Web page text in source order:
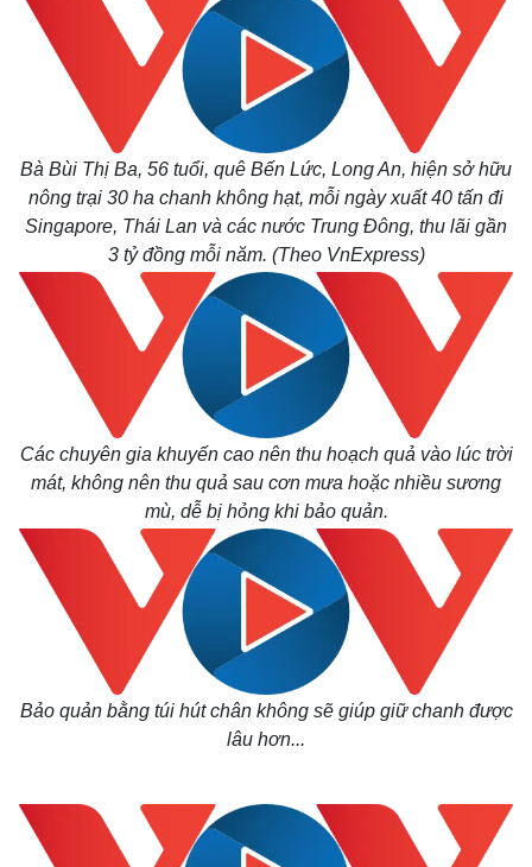
Cuộc sống đó đây
Hồ sơ
Multimedia
Video
Ảnh
E-Magazine
Infographic
Bà Bùi Thị Ba, 56 tuổi, quê Bến Lức, Long An, hiện sở hữu
nông trại 30 ha chanh không hạt, mỗi ngày xuất 40 tấn đi
Singapore, Thái Lan và các nước Trung Đông, thu lãi gần
3 tỷ đồng mỗi năm. (Theo VnExpress)
Các chuyên gia khuyến cao nên thu hoạch quả vào lúc trời
mát, không nên thu quả sau cơn mưa hoặc nhiều sương
mù, dễ bị hỏng khi bảo quản.
Bảo quản bằng túi hút chân không sẽ giúp giữ chanh được
lâu hơn...